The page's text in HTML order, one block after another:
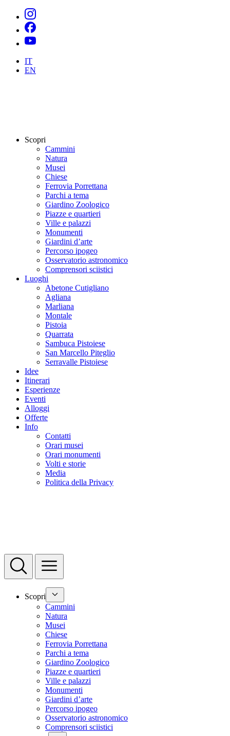
IT
EN
Scopri
Cammini
Natura
Musei
Chiese
Ferrovia Porrettana
Parchi a tema
Giardino Zoologico
Piazze e quartieri
Ville e palazzi
Monumenti
Giardini d’arte
Percorso ipogeo
Osservatorio astronomico
Comprensori sciistici
Luoghi
Abetone Cutigliano
Agliana
Marliana
Montale
Pistoia
Quarrata
Sambuca Pistoiese
San Marcello Piteglio
Serravalle Pistoiese
Idee
Itinerari
Esperienze
Eventi
Alloggi
Offerte
Info
Contatti
Orari musei
Orari monumenti
Volti e storie
Media
Politica della Privacy
Scopri
Cammini
Natura
Musei
Chiese
Ferrovia Porrettana
Parchi a tema
Giardino Zoologico
Piazze e quartieri
Ville e palazzi
Monumenti
Giardini d’arte
Percorso ipogeo
Osservatorio astronomico
Comprensori sciistici